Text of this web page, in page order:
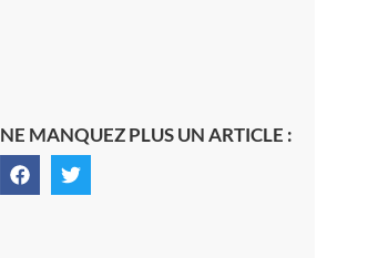
NE MANQUEZ PLUS UN ARTICLE :